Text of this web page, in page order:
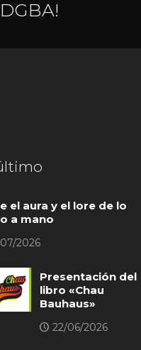
el aura y el lore de lo
a mano
2026
Presentación del
libro «Chau
Bauhaus»
22/06/2026